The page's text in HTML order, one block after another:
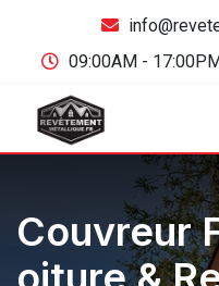
09:00AM -
Couvreur